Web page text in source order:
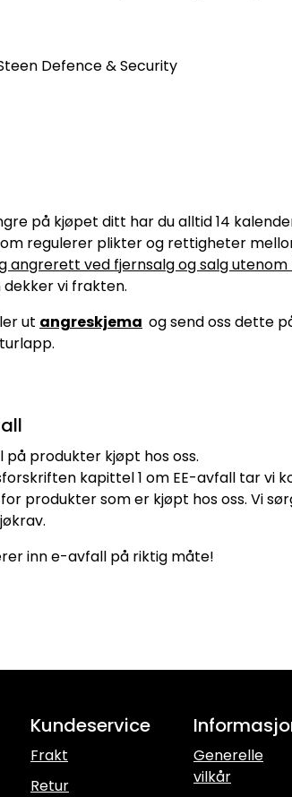
Defence & Security
på kjøpet ditt har du alltid 14
regulerer plikter og rettigheter
angrerett ved fjernsalg og salg
vi frakten.
ut angreskjema og send oss dette
produkter kjøpt hos oss.
kapittel 1 om EE-avfall tar
produkter som er kjøpt hos oss. Vi
inn e-avfall på riktig måte!
Kundeservice
Frakt
Retur
Generelle
vilkår